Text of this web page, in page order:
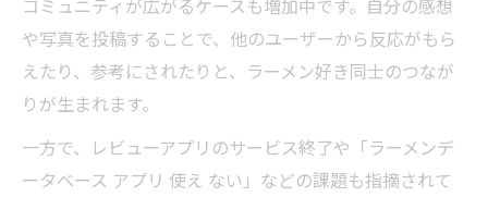
コミュニティが広がるケースも増加中です。自分の感想
や写真を投稿することで、他のユーザーから反応がもら
えたり、参考にされたりと、ラーメン好き同士のつなが
りが生まれます。
一方で、レビューアプリのサービス終了や「ラーメンデ
ータベース アプリ 使え ない」などの課題も指摘されて